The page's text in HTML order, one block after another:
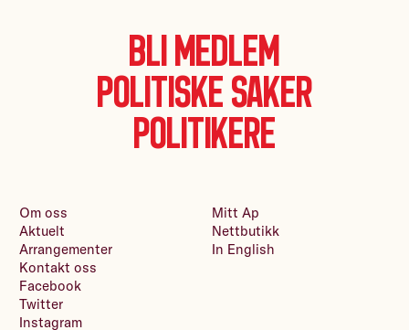
Bli medlem
Politiske saker
Politikere
Om oss
Aktuelt
Arrangementer
Kontakt oss
Mitt Ap
Nettbutikk
In English
Facebook
Twitter
Instagram